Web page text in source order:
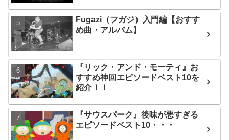
Fugazi（フガジ）入門編【おすす
め曲・アルバム】
『リック・アンド・モーティ』お
すすめ神回エピソードベスト10を
紹介！！
『サウスパーク』後味が悪すぎる
エピソードベスト10・・・